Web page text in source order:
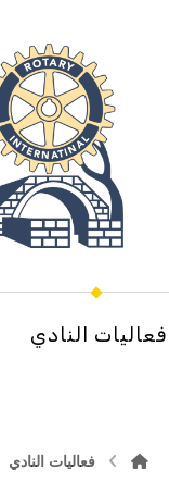
فعاليات النادي
فعاليات النادي